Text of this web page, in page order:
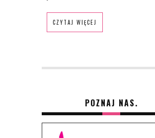
CZYTAJ WIĘCEJ
POZNAJ NAS.